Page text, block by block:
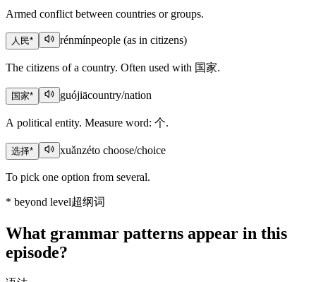
Armed conflict between countries or groups.
人民* rénmínpeople (as in citizens)
The citizens of a country. Often used with 国家.
国家* guójiācountry/nation
A political entity. Measure word: 个.
选择* xuǎnzéto choose/choice
To pick one option from several.
* beyond level超纲词
What grammar patterns appear in this
episode?